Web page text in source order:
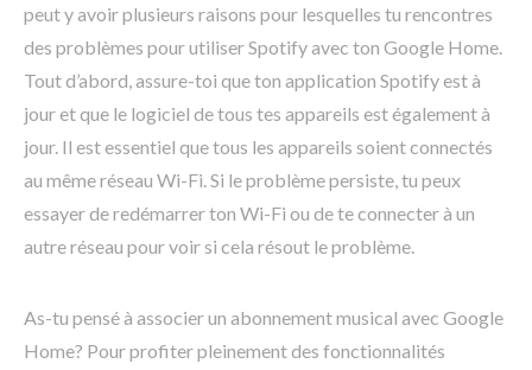
peut y avoir plusieurs raisons pour lesquelles tu rencontres
des problèmes pour utiliser Spotify avec ton Google Home.
Tout d’abord, assure-toi que ton application Spotify est à
jour et que le logiciel de tous tes appareils est également à
jour. Il est essentiel que tous les appareils soient connectés
au même réseau Wi-Fi. Si le problème persiste, tu peux
essayer de redémarrer ton Wi-Fi ou de te connecter à un
autre réseau pour voir si cela résout le problème.
As-tu pensé à associer un abonnement musical avec Google
Home? Pour profiter pleinement des fonctionnalités